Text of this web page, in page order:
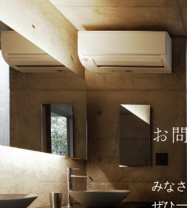
お
みな
ぜひ